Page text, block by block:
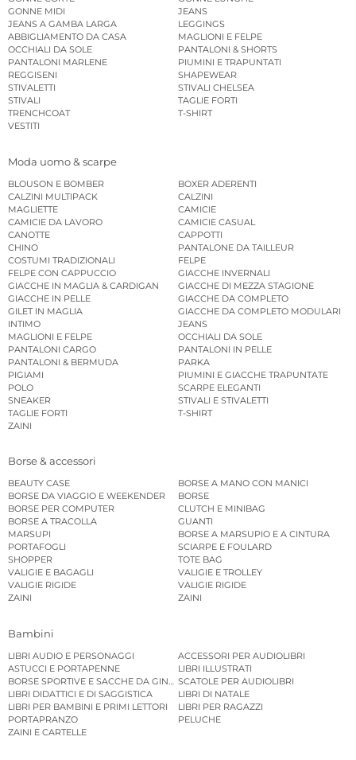
GONNE MIDI
JEANS
JEANS A GAMBA LARGA
LEGGINGS
ABBIGLIAMENTO DA CASA
MAGLIONI E FELPE
OCCHIALI DA SOLE
PANTALONI & SHORTS
PANTALONI MARLENE
PIUMINI E TRAPUNTATI
REGGISENI
SHAPEWEAR
STIVALETTI
STIVALI CHELSEA
STIVALI
TAGLIE FORTI
TRENCHCOAT
T-SHIRT
VESTITI
Moda uomo & scarpe
BLOUSON E BOMBER
BOXER ADERENTI
CALZINI MULTIPACK
CALZINI
MAGLIETTE
CAMICIE
CAMICIE DA LAVORO
CAMICIE CASUAL
CANOTTE
CAPPOTTI
CHINO
PANTALONE DA TAILLEUR
COSTUMI TRADIZIONALI
FELPE
FELPE CON CAPPUCCIO
GIACCHE INVERNALI
GIACCHE IN MAGLIA & CARDIGAN
GIACCHE DI MEZZA STAGIONE
GIACCHE IN PELLE
GIACCHE DA COMPLETO
GILET IN MAGLIA
GIACCHE DA COMPLETO MODULARI
INTIMO
JEANS
MAGLIONI E FELPE
OCCHIALI DA SOLE
PANTALONI CARGO
PANTALONI IN PELLE
PANTALONI & BERMUDA
PARKA
PIGIAMI
PIUMINI E GIACCHE TRAPUNTATE
POLO
SCARPE ELEGANTI
SNEAKER
STIVALI E STIVALETTI
TAGLIE FORTI
T-SHIRT
ZAINI
Borse & accessori
BEAUTY CASE
BORSE A MANO CON MANICI
BORSE DA VIAGGIO E WEEKENDER
BORSE
BORSE PER COMPUTER
CLUTCH E MINIBAG
BORSE A TRACOLLA
GUANTI
MARSUPI
BORSE A MARSUPIO E A CINTURA
PORTAFOGLI
SCIARPE E FOULARD
SHOPPER
TOTE BAG
VALIGIE E BAGAGLI
VALIGIE E TROLLEY
VALIGIE RIGIDE
VALIGIE RIGIDE
ZAINI
ZAINI
Bambini
LIBRI AUDIO E PERSONAGGI
ACCESSORI PER AUDIOLIBRI
ASTUCCI E PORTAPENNE
LIBRI ILLUSTRATI
BORSE SPORTIVE E SACCHE DA GINNASTICASCATOLE PER AUDIOLIBRI
LIBRI DIDATTICI E DI SAGGISTICA
LIBRI DI NATALE
LIBRI PER BAMBINI E PRIMI LETTORI
LIBRI PER RAGAZZI
PORTAPRANZO
PELUCHE
ZAINI E CARTELLE